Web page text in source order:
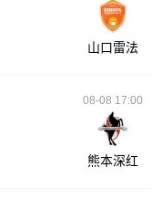
山口雷法
08-08 17:00
熊本深红